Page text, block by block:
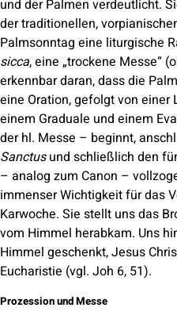
und der Palmen verdeutlicht.
der traditionellen,
Palmsonntag eine liturgische
sicca, eine „trockene Messe“
erkennbar daran, dass die
eine Oration, gefolgt von einer
einem Graduale und einem
der hl. Messe – beginnt,
Sanctusund schließlich den
– analog zum Canon –
immenser Wichtigkeit für das
Karwoche. Sie stellt uns das
vom Himmel herabkam. Uns
Himmel geschenkt, Jesus
Eucharistie (vgl. Joh 6, 51).
Prozession und Messe